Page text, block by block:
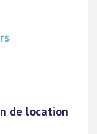
de location